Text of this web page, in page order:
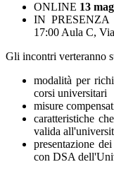
ONLINE 13
IN PRESENZA
17:00 Aula C,
Gli incontri verteranno
modalità per
corsi universitari
misure
caratteristiche
valida
presentazione
con DSA